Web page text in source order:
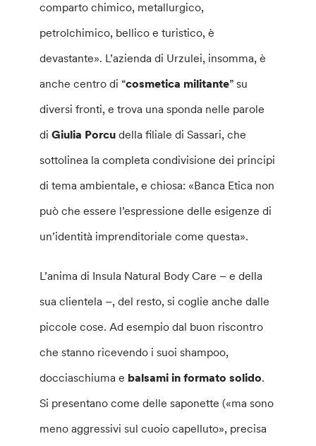
comparto chimico, metallurgico,
petrolchimico, bellico e turistico, è
devastante». L’azienda di Urzulei, insomma, è
anche centro di “cosmetica militante” su
diversi fronti, e trova una sponda nelle parole
diGiulia Porcu della filiale di Sassari, che
sottolinea la completa condivisione dei principi
di tema ambientale, e chiosa: «Banca Etica non
può che essere l’espressione delle esigenze di
un’identità imprenditoriale come questa».
L’anima di Insula Natural Body Care – e della
sua clientela –, del resto, si coglie anche dalle
piccole cose. Ad esempio dal buon riscontro
che stanno ricevendo i suoi shampoo,
docciaschiuma e balsami in formato solido.
Si presentano come delle saponette («ma sono
meno aggressivi sul cuoio capelluto», precisa